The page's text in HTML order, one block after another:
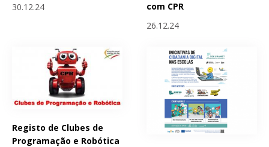
30.12.24
com CPR
26.12.24
Registo de Clubes de
Programação e Robótica